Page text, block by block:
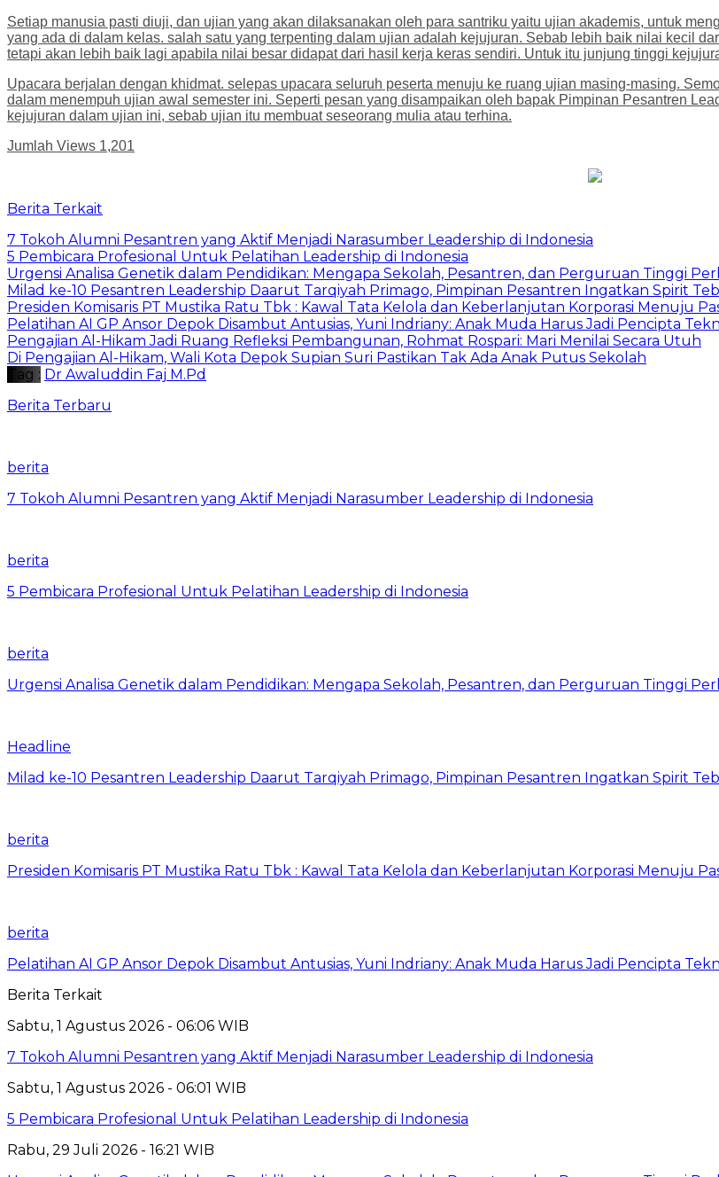
Setiap manusia pasti diuji, dan ujian yang akan dilaksanakan oleh para santriku yaitu ujian akademis, untuk
yang ada di dalam kelas. salah satu yang terpenting dalam ujian adalah kejujuran. Sebab lebih baik nilai kecil
tetapi akan lebih baik lagi apabila nilai besar didapat dari hasil kerja keras sendiri. Untuk itu junjung tinggi
Upacara berjalan dengan khidmat. selepas upacara seluruh peserta menuju ke ruang ujian masing-masing.
dalam menempuh ujian awal semester ini. Seperti pesan yang disampaikan oleh bapak Pimpinan Pesantren
kejujuran dalam ujian ini, sebab ujian itu membuat seseorang mulia atau terhina.
Jumlah Views 1,201
Berita Terkait
7 Tokoh Alumni Pesantren yang Aktif Menjadi Narasumber Leadership di Indonesia
5 Pembicara Profesional Untuk Pelatihan Leadership di Indonesia
Urgensi Analisa Genetik dalam Pendidikan: Mengapa Sekolah, Pesantren, dan Perguruan Tinggi
Milad ke-10 Pesantren Leadership Daarut Tarqiyah Primago, Pimpinan Pesantren Ingatkan Spirit
Presiden Komisaris PT Mustika Ratu Tbk : Kawal Tata Kelola dan Keberlanjutan Korporasi Menuju
Pelatihan AI GP Ansor Depok Disambut Antusias, Yuni Indriany: Anak Muda Harus Jadi Pencipta
Pengajian Al-Hikam Jadi Ruang Refleksi Pembangunan, Rohmat Rospari: Mari Menilai Secara Utuh
Di Pengajian Al-Hikam, Wali Kota Depok Supian Suri Pastikan Tak Ada Anak Putus Sekolah
Tag : Dr Awaluddin Faj M.Pd
Berita Terbaru
berita
7 Tokoh Alumni Pesantren yang Aktif Menjadi Narasumber Leadership di Indonesia
berita
5 Pembicara Profesional Untuk Pelatihan Leadership di Indonesia
berita
Urgensi Analisa Genetik dalam Pendidikan: Mengapa Sekolah, Pesantren, dan Perguruan Tinggi
Headline
Milad ke-10 Pesantren Leadership Daarut Tarqiyah Primago, Pimpinan Pesantren Ingatkan Spirit
berita
Presiden Komisaris PT Mustika Ratu Tbk : Kawal Tata Kelola dan Keberlanjutan Korporasi Menuju
berita
Pelatihan AI GP Ansor Depok Disambut Antusias, Yuni Indriany: Anak Muda Harus Jadi Pencipta
Berita Terkait
Sabtu, 1 Agustus 2026 - 06:06 WIB
7 Tokoh Alumni Pesantren yang Aktif Menjadi Narasumber Leadership di Indonesia
Sabtu, 1 Agustus 2026 - 06:01 WIB
5 Pembicara Profesional Untuk Pelatihan Leadership di Indonesia
Rabu, 29 Juli 2026 - 16:21 WIB